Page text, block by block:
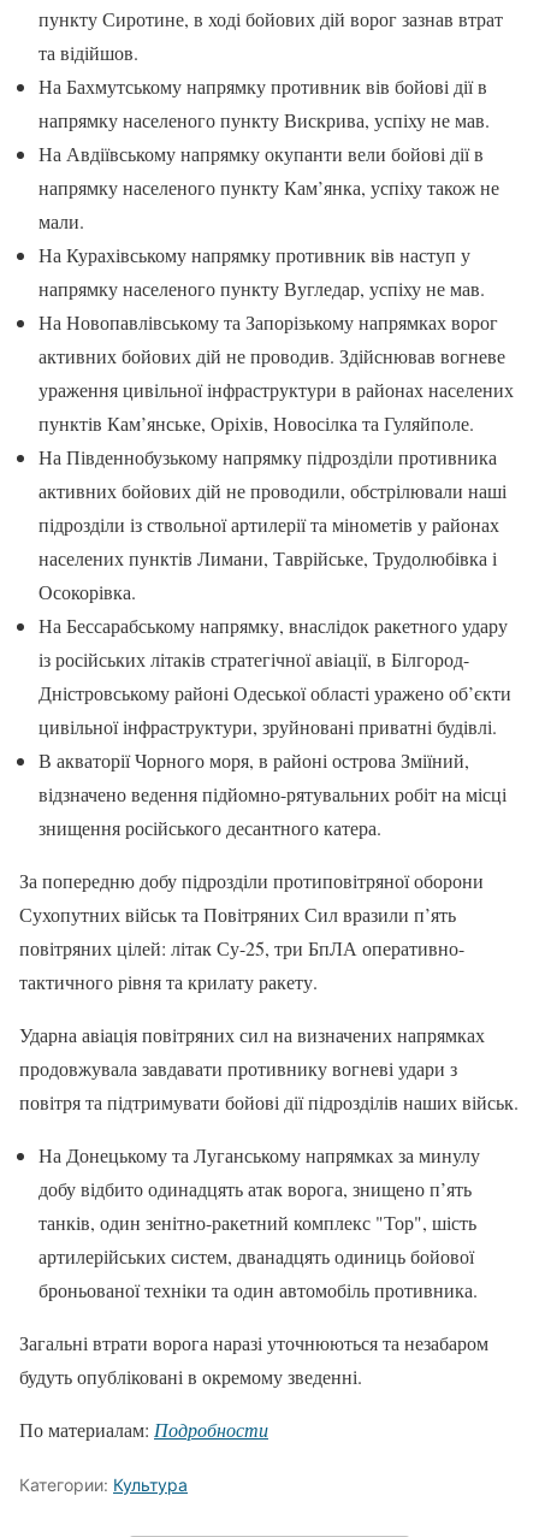
пункту Сиротине, в ході бойових дій ворог зазнав втрат
та відійшов.
На Бахмутському напрямку противник вів бойові дії в
напрямку населеного пункту Вискрива, успіху не мав.
На Авдіївському напрямку окупанти вели бойові дії в
напрямку населеного пункту Кам’янка, успіху також не
мали.
На Курахівському напрямку противник вів наступ у
напрямку населеного пункту Вугледар, успіху не мав.
На Новопавлівському та Запорізькому напрямках ворог
активних бойових дій не проводив. Здійснював вогневе
ураження цивільної інфраструктури в районах населених
пунктів Кам’янське, Оріхів, Новосілка та Гуляйполе.
На Південнобузькому напрямку підрозділи противника
активних бойових дій не проводили, обстрілювали наші
підрозділи із ствольної артилерії та мінометів у районах
населених пунктів Лимани, Таврійське, Трудолюбівка і
Осокорівка.
На Бессарабському напрямку, внаслідок ракетного удару
із російських літаків стратегічної авіації, в Білгород-
Дністровському районі Одеської області уражено об’єкти
цивільної інфраструктури, зруйновані приватні будівлі.
В акваторії Чорного моря, в районі острова Зміїний,
відзначено ведення підйомно-рятувальних робіт на місці
знищення російського десантного катера.
За попередню добу підрозділи протиповітряної оборони
Сухопутних військ та Повітряних Сил вразили п’ять
повітряних цілей: літак Су-25, три БпЛА оперативно-
тактичного рівня та крилату ракету.
Ударна авіація повітряних сил на визначених напрямках
продовжувала завдавати противнику вогневі удари з
повітря та підтримувати бойові дії підрозділів наших військ.
На Донецькому та Луганському напрямках за минулу
добу відбито одинадцять атак ворога, знищено п’ять
танків, один зенітно-ракетний комплекс "Тор", шість
артилерійських систем, дванадцять одиниць бойової
броньованої техніки та один автомобіль противника.
Загальні втрати ворога наразі уточнюються та незабаром
будуть опубліковані в окремому зведенні.
По материалам: Подробности
Категории: Культура